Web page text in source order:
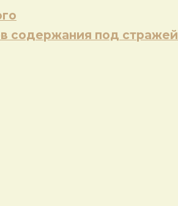
содержания под стражей